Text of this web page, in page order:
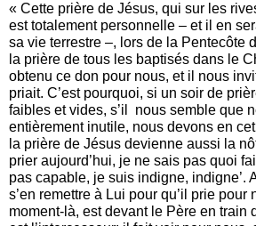
« Cette prière de Jésus, qui sur les
est totalement personnelle – et il en
sa vie terrestre –, lors de la Pentecôte
la prière de tous les baptisés dans le
obtenu ce don pour nous, et il nous
priait. C’est pourquoi, si un soir de
faibles et vides, s’il nous semble que
entièrement inutile, nous devons en
la prière de Jésus devienne aussi la
prier aujourd’hui, je ne sais pas quoi
pas capable, je suis indigne, indigne’.
s’en remettre à Lui pour qu’il prie pour
moment-là, est devant le Père en train